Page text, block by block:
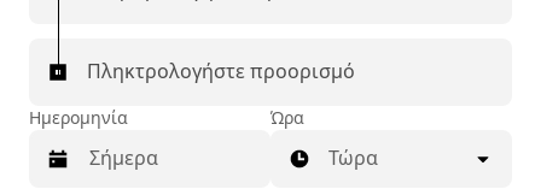
Πληκτρολογήστε προορισμό
Ημερομηνία Ώρα
Τώρα